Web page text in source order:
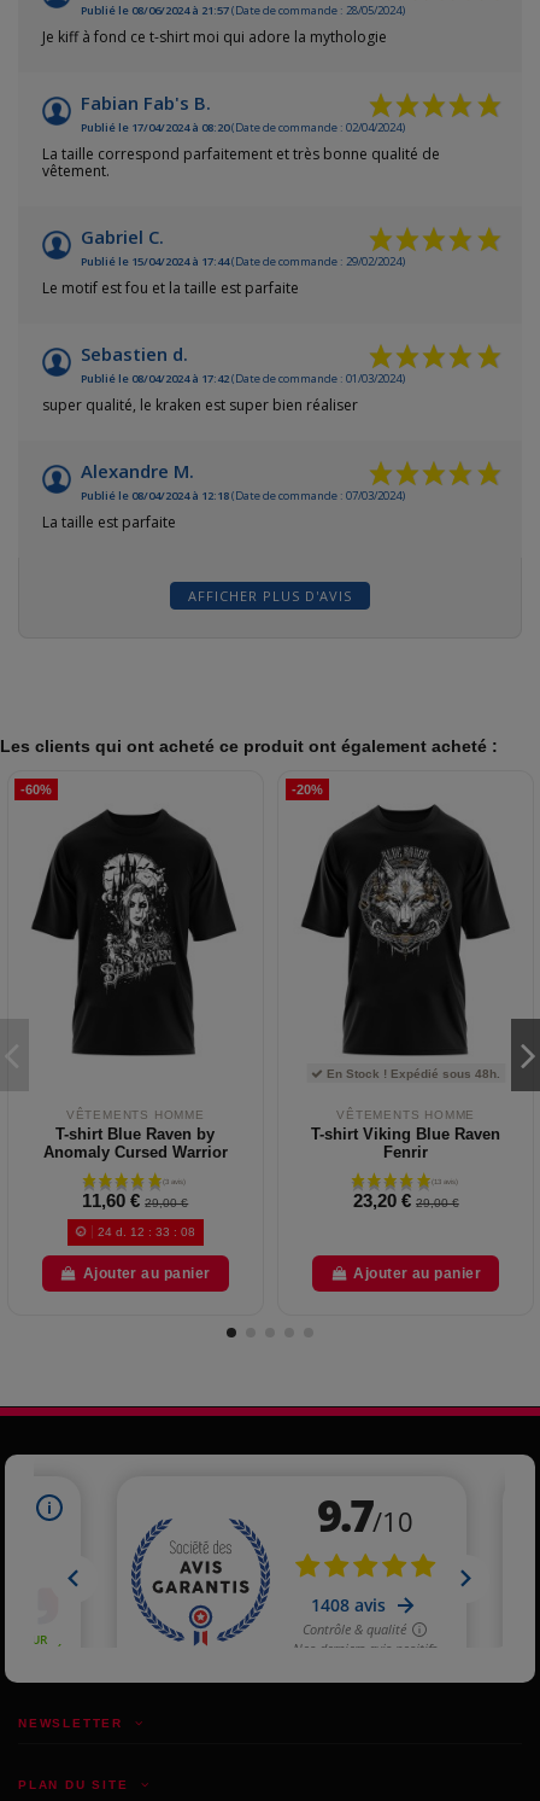
Publié le 08/06/2024 à 21:57(Date de commande : 28/05/2024)
Je kiff à fond ce t-shirt moi qui adore la mythologie
Fabian Fab's B.
Publié le 17/04/2024 à 08:20(Date de commande : 02/04/2024)
La taille correspond parfaitement et très bonne qualité de
vêtement.
Gabriel C.
Publié le 15/04/2024 à 17:44(Date de commande : 29/02/2024)
Le motif est fou et la taille est parfaite
Sebastien d.
Publié le 08/04/2024 à 17:42(Date de commande : 01/03/2024)
super qualité, le kraken est super bien réaliser
Alexandre M.
Publié le 08/04/2024 à 12:18(Date de commande : 07/03/2024)
La taille est parfaite
AFFICHER PLUS D'AVIS
Les clients qui ont acheté ce produit ont également acheté :
-60%
VÊTEMENTS HOMME
T-shirt Blue Raven by
Anomaly Cursed Warrior
11,60 €29,00 €
24 d. 12 : 33 : 08
Ajouter au panier
-20%
En Stock ! Expédié sous 48h.
VÊTEMENTS HOMME
T-shirt Viking Blue Raven
Fenrir
23,20 € 29,00 €
Ajouter au panier
PLAN DU SITE
NEWSLETTER